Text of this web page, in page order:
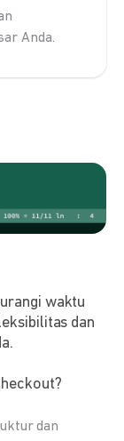
Anda.
waktu
dan
dan